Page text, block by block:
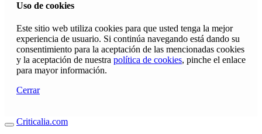
Uso de cookies
Este sitio web utiliza cookies para que usted tenga la mejor
experiencia de usuario. Si continúa navegando está dando su
consentimiento para la aceptación de las mencionadas cookies
y la aceptación de nuestra política de cookies, pinche el enlace
para mayor información.
Cerrar
Criticalia.com